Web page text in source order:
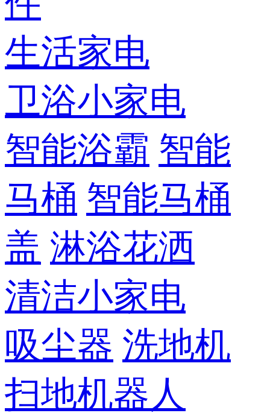
生活家电
卫浴小家电
智能浴霸 智能
马桶 智能马桶
盖 淋浴花洒
清洁小家电
吸尘器 洗地机
扫地机器人